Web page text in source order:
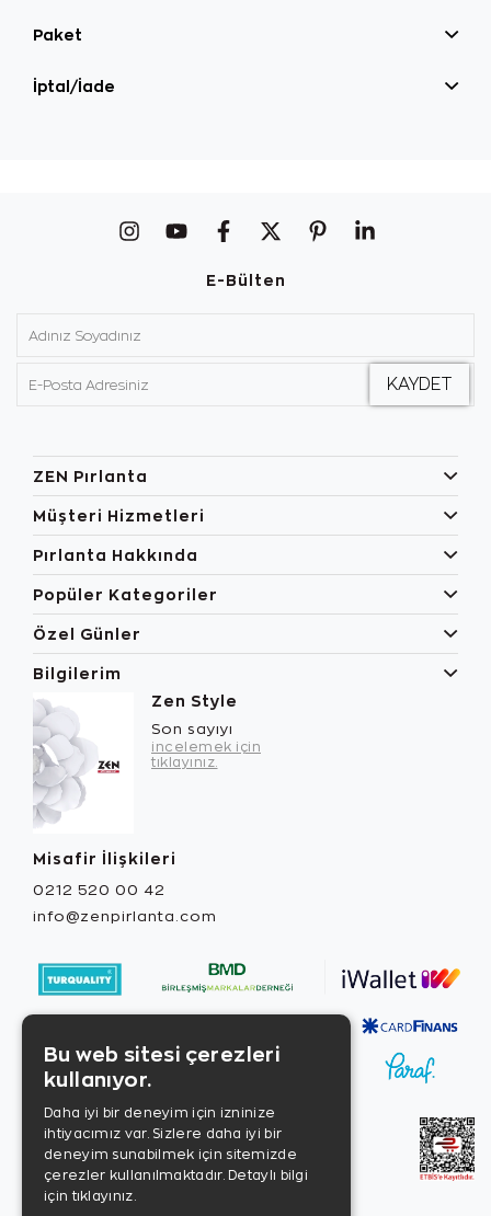
Paket
İptal/İade
E-Bülten
ZEN Pırlanta
Müşteri Hizmetleri
Pırlanta Hakkında
Popüler Kategoriler
Özel Günler
Bilgilerim
Zen Style
Son sayıyı
incelemek için
tıklayınız.
Misafir İlişkileri
0212 520 00 42
info@zenpirlanta.com
Bu web sitesi çerezleri
kullanıyor.
Daha iyi bir deneyim için izninize
ihtiyacımız var. Sizlere daha iyi bir
deneyim sunabilmek için sitemizde
çerezler kullanılmaktadır. Detaylı bilgi
için tıklayınız.